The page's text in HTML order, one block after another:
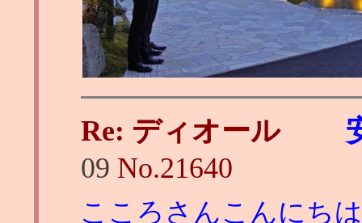
Re: ディオール
09 No.21640
こころさんこんにち